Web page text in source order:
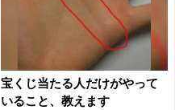
宝くじ当たる人だけがやって
いること、教えます